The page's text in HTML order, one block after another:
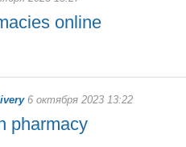
online
6 октября 2023 13:22
pharmacy